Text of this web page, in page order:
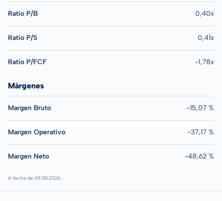
Ratio P/B 0,40x
Ratio P/S 0,41x
Ratio P/FCF -1,78x
Márgenes
Margen Bruto -15,07 %
Margen Operativo -37,17 %
Margen Neto -48,62 %
A fecha de 09.08.2026